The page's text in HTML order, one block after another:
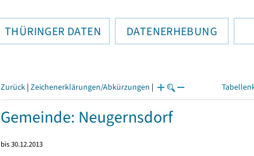
THÜRINGER DATEN DATENERHEBUNG
Zurück | Zeichenerklärungen/Abkürzungen |
Gemeinde: Neugernsdorf
bis 30.12.2013